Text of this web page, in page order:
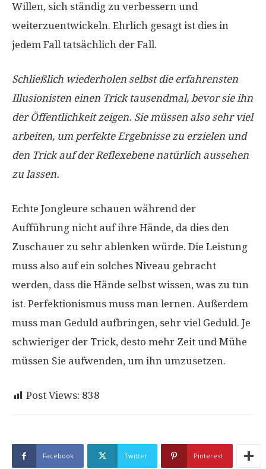
Willen, sich ständig zu verbessern und
weiterzuentwickeln. Ehrlich gesagt ist dies in
jedem Fall tatsächlich der Fall.
Schließlich wiederholen selbst die erfahrensten
Illusionisten einen Trick tausendmal, bevor sie ihn
der Öffentlichkeit zeigen. Sie müssen also sehr viel
arbeiten, um perfekte Ergebnisse zu erzielen und
den Trick auf der Reflexebene natürlich aussehen
zu lassen.
Echte Jongleure schauen während der
Aufführung nicht auf ihre Hände, da dies den
Zuschauer zu sehr ablenken würde. Die Leistung
muss also auf ein solches Niveau gebracht
werden, dass die Hände selbst wissen, was zu tun
ist. Perfektionismus muss man lernen. Außerdem
muss man Geduld aufbringen, sehr viel Geduld. Je
schwieriger der Trick, desto mehr Zeit und Mühe
müssen Sie aufwenden, um ihn umzusetzen.
Post Views: 838
Facebook Twitter Pinterest